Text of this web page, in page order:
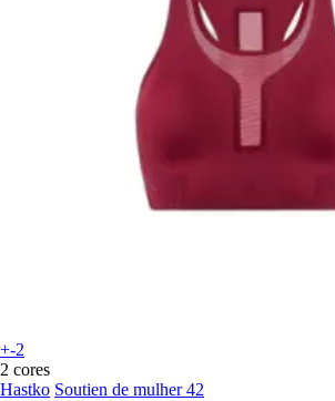
+-2
2 cores
Hastko Soutien de mulher 42